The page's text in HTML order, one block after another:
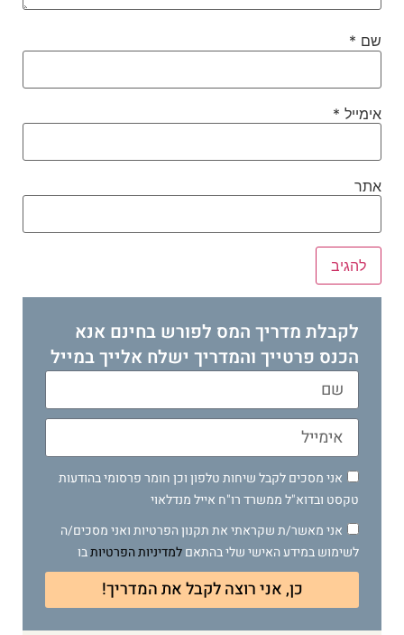
שם *
אימייל *
אתר
לקבלת מדריך המס לפורש בחינם אנא
הכנס פרטייך והמדריך ישלח אלייך במייל
אני מסכים לקבל שיחות טלפון וכן חומר פרסומי בהודעות
טקסט ובדוא"ל ממשרד רו"ח אייל מנדלאוי
אני מאשר/ת שקראתי את תקנון הפרטיות ואני מסכים/ה
לשימוש במידע האישי שלי בהתאםלמדיניות הפרטיותבו
כן, אני רוצה לקבל את המדריך!